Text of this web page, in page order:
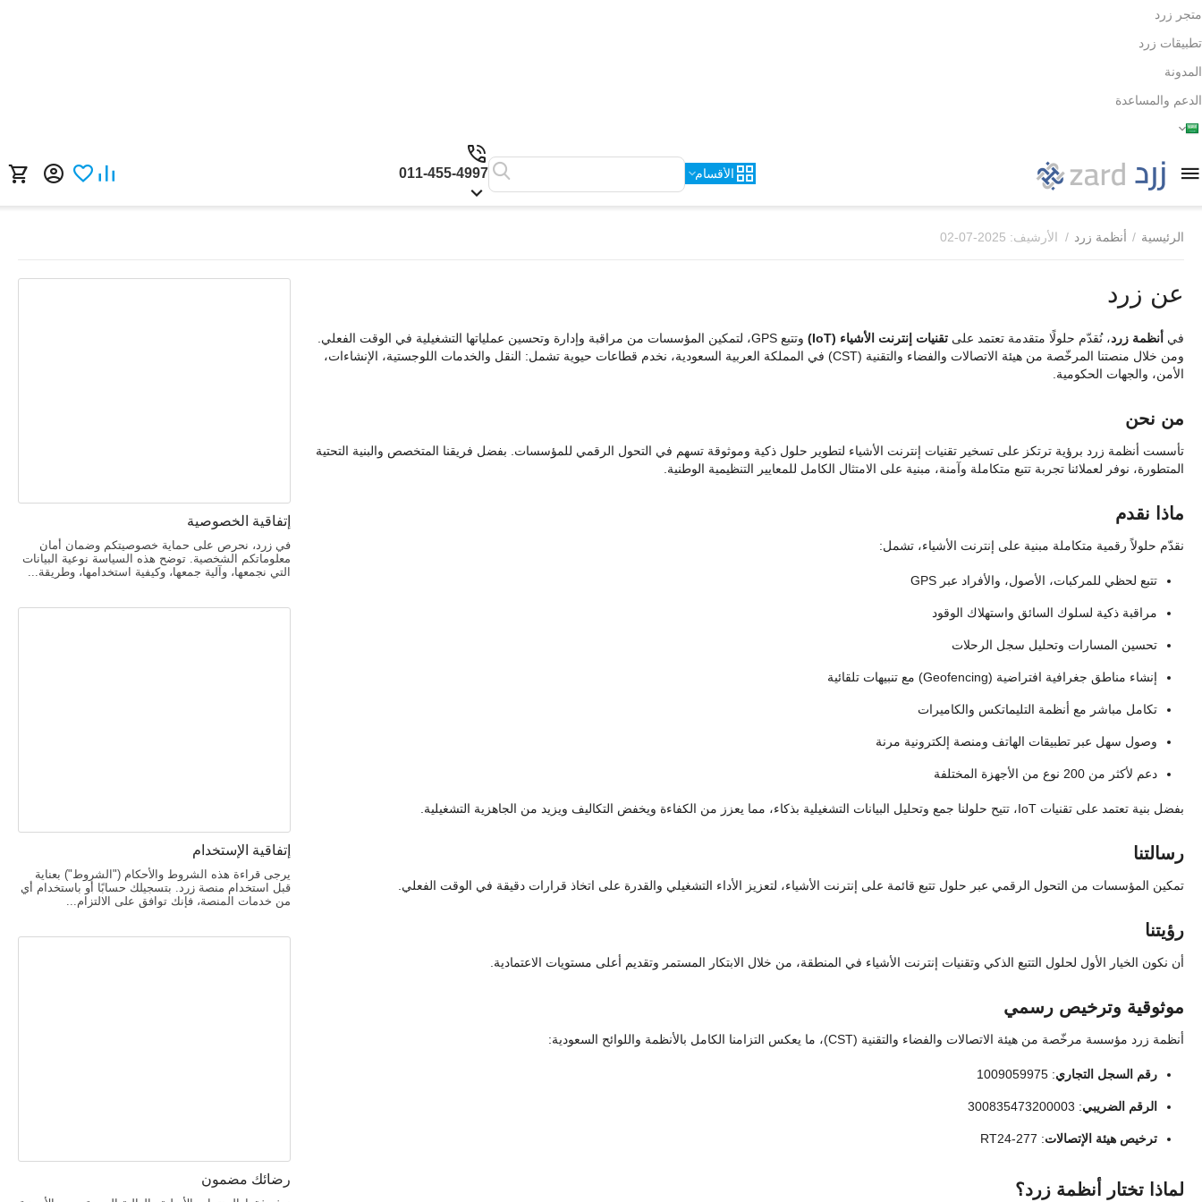
متجر زرد
تطبيقات زرد
المدونة
الدعم والمساعدة
الأقسام 011-455-4997
الرئيسية / أنظمة زرد / الأرشيف: 2025-07-02
عن زرد
في أنظمة زرد، نُقدّم حلولًا متقدمة تعتمد على تقنيات إنترنت الأشياء (IoT)
وتتبع GPS، لتمكين المؤسسات من مراقبة وإدارة وتحسين عملياتها التشغيلية في الوقت الفعلي.
ومن خلال منصتنا المرخّصة من هيئة الاتصالات والفضاء والتقنية (CST) في المملكة العربية السعودية، نخدم قطاعات حيوية تشمل: النقل والخدمات اللوجستية، الإنشاءات،
الأمن، والجهات الحكومية.
من نحن
تأسست أنظمة زرد برؤية ترتكز على تسخير تقنيات إنترنت الأشياء لتطوير حلول ذكية وموثوقة تسهم في التحول الرقمي للمؤسسات. بفضل فريقنا المتخصص والبنية التحتية
المتطورة، نوفر لعملائنا تجربة تتبع متكاملة وآمنة، مبنية على الامتثال الكامل للمعايير التنظيمية الوطنية.
ماذا نقدم
نقدّم حلولاً رقمية متكاملة مبنية على إنترنت الأشياء، تشمل:
تتبع لحظي للمركبات، الأصول، والأفراد عبر GPS
مراقبة ذكية لسلوك السائق واستهلاك الوقود
تحسين المسارات وتحليل سجل الرحلات
إنشاء مناطق جغرافية افتراضية (Geofencing) مع تنبيهات تلقائية
تكامل مباشر مع أنظمة التليماتكس والكاميرات
وصول سهل عبر تطبيقات الهاتف ومنصة إلكترونية مرنة
دعم لأكثر من 200 نوع من الأجهزة المختلفة
بفضل بنية تعتمد على تقنيات IoT، تتيح حلولنا جمع وتحليل البيانات التشغيلية بذكاء، مما يعزز من الكفاءة ويخفض التكاليف ويزيد من الجاهزية التشغيلية.
رسالتنا
تمكين المؤسسات من التحول الرقمي عبر حلول تتبع قائمة على إنترنت الأشياء، لتعزيز الأداء التشغيلي والقدرة على اتخاذ قرارات دقيقة في الوقت الفعلي.
رؤيتنا
أن نكون الخيار الأول لحلول التتبع الذكي وتقنيات إنترنت الأشياء في المنطقة، من خلال الابتكار المستمر وتقديم أعلى مستويات الاعتمادية.
موثوقية وترخيص رسمي
أنظمة زرد مؤسسة مرخّصة من هيئة الاتصالات والفضاء والتقنية (CST)، ما يعكس التزامنا الكامل بالأنظمة واللوائح السعودية:
رقم السجل التجاري: 1009059975
الرقم الضريبي: 300835473200003
ترخيص هيئة الإتصالات: RT24-277
لماذا تختار أنظمة زرد؟
إتفاقية الخصوصية
في زرد، نحرص على حماية خصوصيتكم وضمان أمان
معلوماتكم الشخصية. توضح هذه السياسة نوعية البيانات
التي نجمعها، وآلية جمعها، وكيفية استخدامها، وطريقة...
إتفاقية الإستخدام
يرجى قراءة هذه الشروط والأحكام ("الشروط") بعناية
قبل استخدام منصة زرد. بتسجيلك حسابًا أو باستخدام أي
من خدمات المنصة، فإنك توافق على الالتزام...
رضائك مضمون